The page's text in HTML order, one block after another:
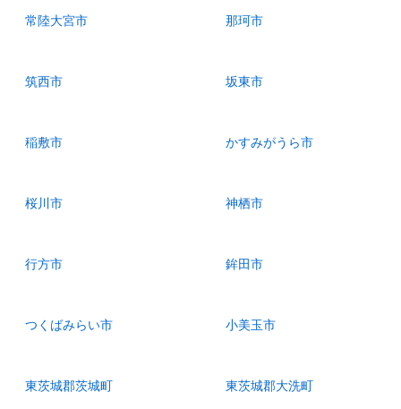
常陸大宮市 那珂市
筑西市 坂東市
稲敷市 かすみがうら市
桜川市 神栖市
行方市 鉾田市
つくばみらい市 小美玉市
東茨城郡茨城町 東茨城郡大洗町